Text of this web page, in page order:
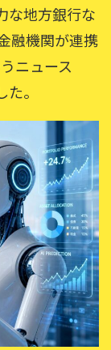
な地方銀行な
融機関が連携
ニュース
。